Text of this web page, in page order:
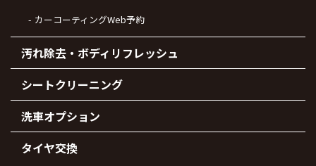
カーコーティングWeb予約
汚れ除去・ボディリフレッシュ
シートクリーニング
洗車オプション
タイヤ交換